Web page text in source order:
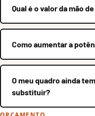
Qual é o valor da mão
Como aumentar a
O meu quadro ainda
substituir?